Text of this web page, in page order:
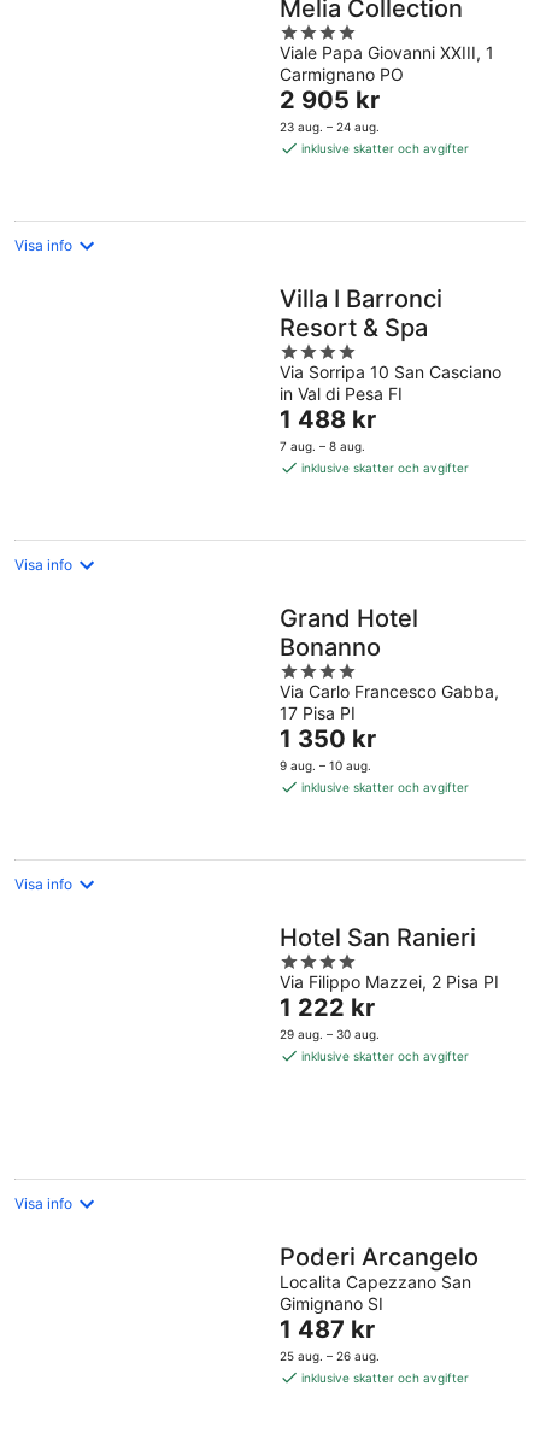
Melia Collection
4
out
of
5
Viale Papa Giovanni XXIII, 1
Carmignano PO
Priset
är
2 905 kr
2 905 kr
23 aug. – 24 aug.
inklusive skatter och avgifter
Visa info
Villa I Barronci
Resort & Spa
4
out
of
5
Via Sorripa 10 San Casciano
in Val di Pesa FI
Priset
är
1 488 kr
1 488 kr
7 aug. – 8 aug.
inklusive skatter och avgifter
Visa info
Grand Hotel
Bonanno
4
out
of
5
Via Carlo Francesco Gabba,
17 Pisa PI
Priset
är
1 350 kr
1 350 kr
9 aug. – 10 aug.
inklusive skatter och avgifter
Visa info
Hotel San Ranieri
4
out
of
5
Via Filippo Mazzei, 2 Pisa PI
Priset
är
1 222 kr
1 222 kr
29 aug. – 30 aug.
inklusive skatter och avgifter
Visa info
Poderi Arcangelo
Localita Capezzano San
Gimignano SI
Priset
är
1 487 kr
1 487 kr
25 aug. – 26 aug.
inklusive skatter och avgifter